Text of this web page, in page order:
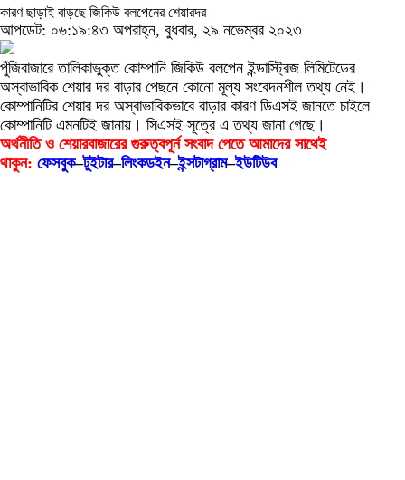
কারণ ছাড়াই বাড়ছে জিকিউ বলপেনের শেয়ারদর
আপডেট: ০৬:১৯:৪৩ অপরাহ্ন, বুধবার, ২৯ নভেম্বর ২০২৩
পুঁজিবাজারে তালিকাভুক্ত কোম্পানি জিকিউ বলপেন ইন্ডাস্ট্রিজ লিমিটেডের
অস্বাভাবিক শেয়ার দর বাড়ার পেছনে কোনো মূল্য সংবেদনশীল তথ্য নেই।
কোম্পানিটির শেয়ার দর অস্বাভাবিকভাবে বাড়ার কারণ ডিএসই জানতে চাইলে
কোম্পানিটি এমনটিই জানায়। সিএসই সূত্রে এ তথ্য জানা গেছে।
অর্থনীতি ও শেয়ারবাজারের গুরুত্বপূর্ন সংবাদ পেতে আমাদের সাথেই
থাকুন: ফেসবুক–টুইটার–লিংকডইন–ইন্সটাগ্রাম–ইউটিউব